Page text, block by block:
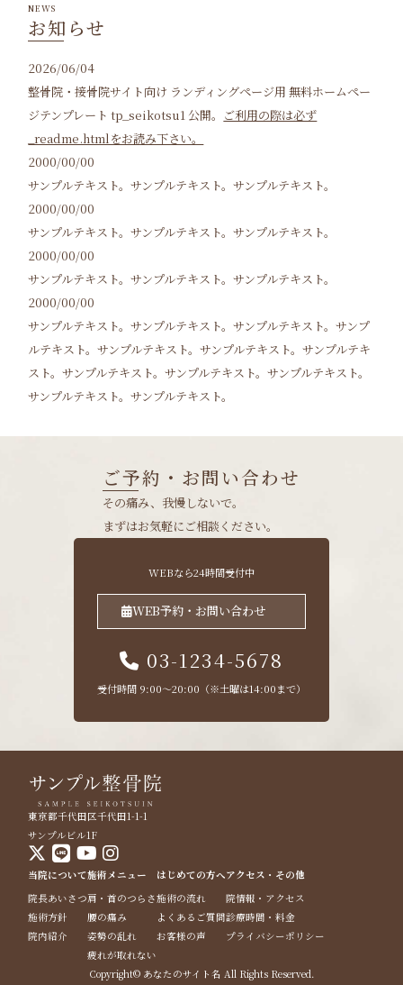
お知らせ
NEWS
2026/06/04
整骨院・接骨院サイト向け ランディングページ用 無料ホームペー
ジテンプレート tp_seikotsu1 公開。 ご利用の際は必ず
_readme.htmlをお読み下さい。
2000/00/00
サンプルテキスト。サンプルテキスト。サンプルテキスト。
2000/00/00
サンプルテキスト。サンプルテキスト。サンプルテキスト。
2000/00/00
サンプルテキスト。サンプルテキスト。サンプルテキスト。
2000/00/00
サンプルテキスト。サンプルテキスト。サンプルテキスト。サンプ
ルテキスト。サンプルテキスト。サンプルテキスト。サンプルテキ
スト。サンプルテキスト。サンプルテキスト。サンプルテキスト。
サンプルテキスト。サンプルテキスト。
ご予約・お問い合わせ
その痛み、我慢しないで。
まずはお気軽にご相談ください。
WEBなら24時間受付中
WEB予約・お問い合わせ
03-1234-5678
受付時間 9:00〜20:00（※土曜は14:00まで）
東京都千代田区千代田1-1-1
サンプルビル1F
当院について
院長あいさつ
施術方針
院内紹介
施術メニュー
肩・首のつらさ
腰の痛み
姿勢の乱れ
疲れが取れない
はじめての方へ
施術の流れ
よくあるご質問
お客様の声
アクセス・その他
院情報・アクセス
診療時間・料金
プライバシーポリシー
Copyright© あなたのサイト名 All Rights Reserved.